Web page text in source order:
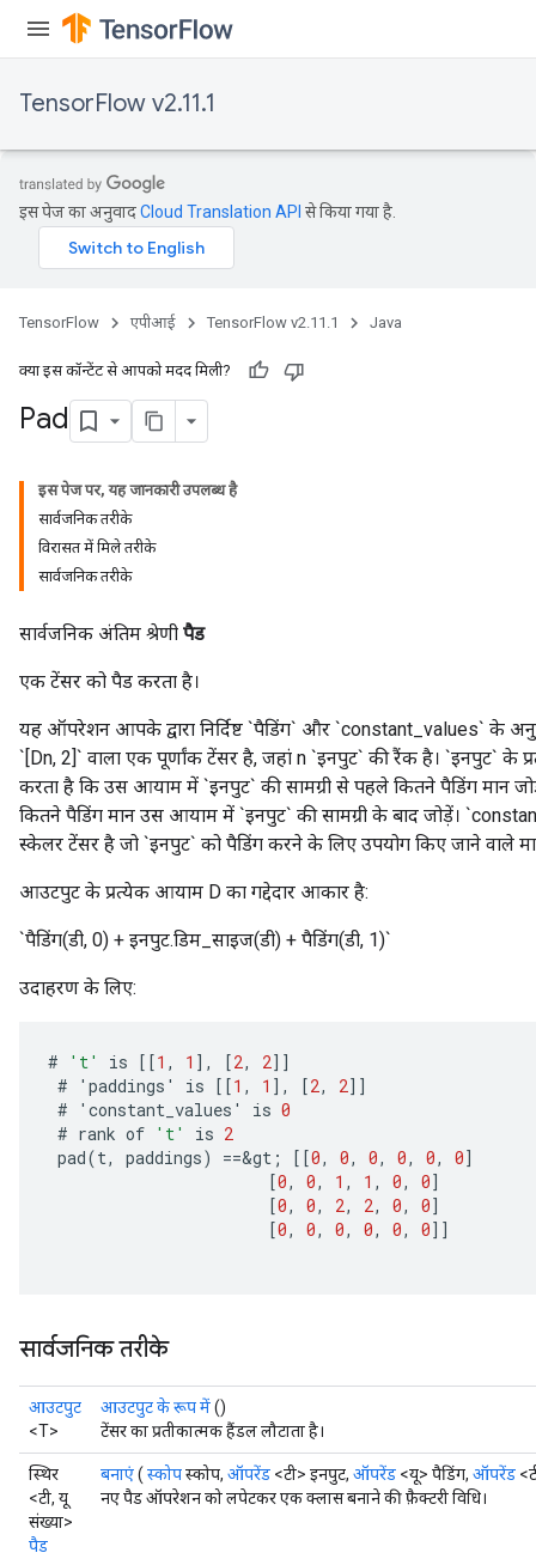
TensorFlow v2.11.1
इस पेज का अनुवादCloud Translation API से किया गया है.
TensorFlow एपीआई TensorFlow v2.11.1 Java
क्या इस कॉन्टेंट से आपको मदद मिली?
Pad
इस पेज पर, यह जानकारी उपलब्ध है
सार्वजनिक तरीके
विरासत में मिले तरीके
सार्वजनिक तरीके
सार्वजनिक अंतिम श्रेणी पैड
एक टेंसर को पैड करता है।
यह ऑपरेशन आपके द्वारा निर्दिष्ट `पैडिंग` और `constant_values` के
`[Dn, 2]` वाला एक पूर्णांक टेंसर है, जहां n `इनपुट` की रैंक है। `इनपुट` के
करता है कि उस आयाम में `इनपुट` की सामग्री से पहले कितने पैडिंग मान
कितने पैडिंग मान उस आयाम में `इनपुट` की सामग्री के बाद जोड़ें।
स्केलर टेंसर है जो `इनपुट` को पैडिंग करने के लिए उपयोग किए जाने वाले
आउटपुट के प्रत्येक आयाम D का गद्देदार आकार है:
`पैडिंग(डी, 0) + इनपुट.डिम_साइज(डी) + पैडिंग(डी, 1)`
उदाहरण के लिए:
# 't' is [[1 , 1 ] , [2, 2]]
#
' paddings ' is [[1 , 1 ] , [2, 2]]
#
' constant_values ' is 0
# rank of 't' is 2
pad(t, paddings) ==&gt ; [[0, 0, 0, 0, 0, 0]
[0, 0, 1 , 1 , 0, 0]
[0, 0, 2, 2, 0, 0]
[0, 0, 0, 0, 0, 0]]
सार्वजनिक तरीके
आउटपुट
<T>
आउटपुट के रूप में()
टेंसर का प्रतीकात्मक हैंडल लौटाता है।
स्थिर
<टी, यू
संख्या>
पैड
बनाएं( स्कोपस्कोप, ऑपरेंड <टी> इनपुट, ऑपरेंड <यू> पैडिंग, ऑपरेंड
नए पैड ऑपरेशन को लपेटकर एक क्लास बनाने की फ़ैक्टरी विधि।